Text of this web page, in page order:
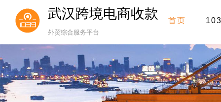
武汉跨境电商收款
外贸综合服务平台
首页